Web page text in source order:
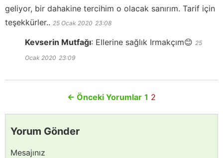
geliyor, bir dahakine tercihim o olacak sanırım. Tarif için
teşekkürler.. 25 Ocak 2020 23:08
Kevserin Mutfağı: Ellerine sağlık Irmakçım😊 25
Ocak 2020 23:09
← Önceki Yorumlar 1 2
Yorum Gönder
Mesajınız